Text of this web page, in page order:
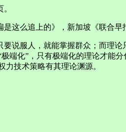
么追上的》，新加坡《联合早
说服人，就能掌握群众；而理论
端化”，只有极端化的理论才能
力技术策略有其理论渊源。